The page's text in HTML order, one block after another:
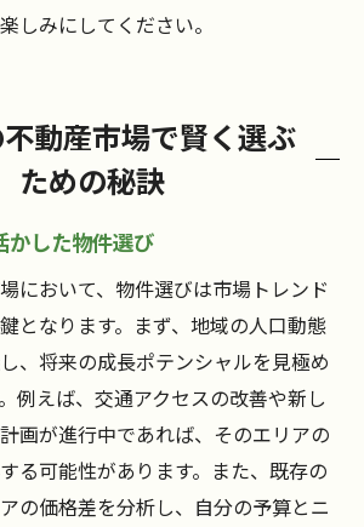
しみにしてください。
動産市場で賢く選ぶ
ための秘訣
かした物件選び
において、物件選びは市場トレンド
となります。まず、地域の人口動態
、将来の成長ポテンシャルを見極め
例えば、交通アクセスの改善や新し
画が進行中であれば、そのエリアの
る可能性があります。また、既存の
の価格差を分析し、自分の予算とニ